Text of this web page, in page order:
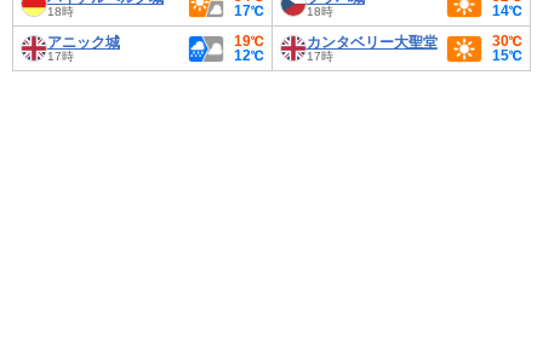
18時
17℃
18時
14℃
アニック城
17時
19℃
12℃
カンタベリー大聖堂
17時
30℃
15℃